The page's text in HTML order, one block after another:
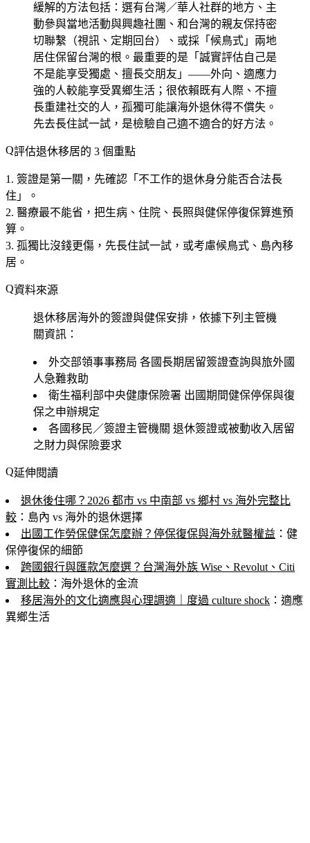
緩解的方法包括：選有台灣／華人社群的地方、主
動參與當地活動與興趣社團、和台灣的親友保持密
切聯繫（視訊、定期回台）、或採「候鳥式」兩地
居住保留台灣的根。最重要的是「誠實評估自己是
不是能享受獨處、擅長交朋友」——外向、適應力
強的人較能享受異鄉生活；很依賴既有人際、不擅
長重建社交的人，孤獨可能讓海外退休得不償失。
先去長住試一試，是檢驗自己適不適合的好方法。
評估退休移居的 3 個重點
簽證是第一關 ，先確認「不工作的退休身分能否合法長
住」。
醫療最不能省 ，把生病、住院、長照與健保停復保算進預
算。
孤獨比沒錢更傷 ，先長住試一試，或考慮候鳥式、島內移
居。
資料來源
退休移居海外的簽證與健保安排，依據下列主管機
關資訊：
外交部領事事務局 各國長期居留簽證查詢與旅外國
人急難救助
衛生福利部中央健康保險署 出國期間健保停保與復
保之申辦規定
各國移民／簽證主管機關 退休簽證或被動收入居留
之財力與保險要求
延伸閱讀
退休後住哪？2026 都市 vs 中南部 vs 鄉村 vs 海外完整比
較 ：島內 vs 海外的退休選擇
出國工作勞保健保怎麼辦？停保復保與海外就醫權益 ：健
保停復保的細節
跨國銀行與匯款怎麼選？台灣海外族 Wise、Revolut、Citi
實測比較 ：海外退休的金流
移居海外的文化適應與心理調適｜度過 culture shock ：適應
異鄉生活